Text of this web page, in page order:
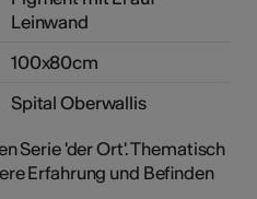
Leinwand
100x80cm
Spital Oberwallis
Serie 'der Ort'. Thematisch
Erfahrung und Befinden